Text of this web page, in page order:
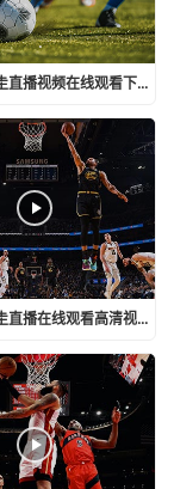
法国vs巴拉圭直播视频在线观看下载
法国vs巴拉圭直播在线观看高清视频